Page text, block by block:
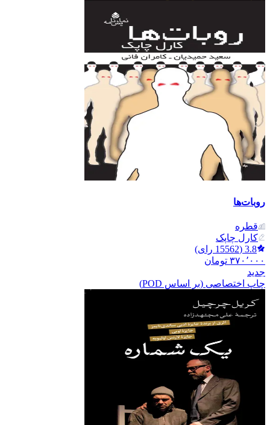
روبات‌ها
قطره
کارل چاپک
3.8
(
15562 رای)
۳۷۰٬۰۰۰ تومان
جدید
چاپ اختصاصی (بر اساس POD)